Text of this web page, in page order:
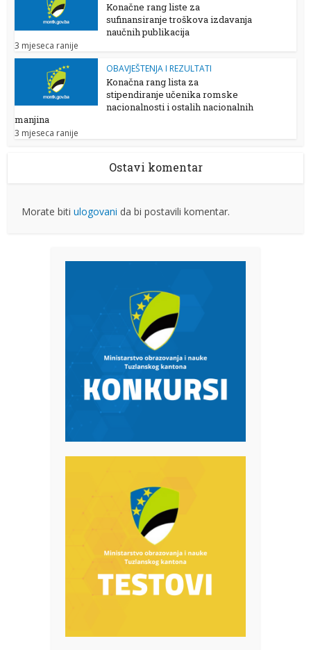
Konačne rang liste za
sufinansiranje troškova izdavanja
naučnih publikacija
3 mjeseca ranije
OBAVJEŠTENJA I REZULTATI
Konačna rang lista za
stipendiranje učenika romske
nacionalnosti i ostalih nacionalnih
manjina
3 mjeseca ranije
Ostavi komentar
Morate bitiulogovani da bi postavili komentar.